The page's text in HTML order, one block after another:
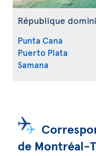
République
Punta Cana
Puerto Plata
Samana
de Montréal-